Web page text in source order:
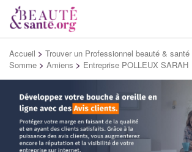
Accueil > Trouver un Professionnel beauté & santé
Somme > Amiens > Entreprise POLLEUX SARAH